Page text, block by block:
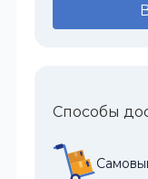
Способы